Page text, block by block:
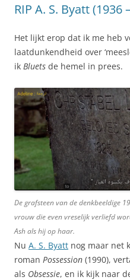
RIP A. S. Byatt (1936
Het lijkt erop dat ik me heb
laatdunkendheid over
ik Bluets de hemel in prees.
De grafsteen van de denkbeeldige
vrouw die even vreselijk verliefd
Ash als hij op haar.
Nu A. S. Byatt nog maar net
roman Possession (1990),
als Obsessie, en ik kijk naar